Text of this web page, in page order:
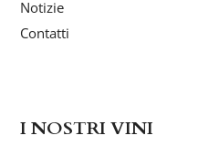
Notizie
Contatti
I NOSTRI VINI